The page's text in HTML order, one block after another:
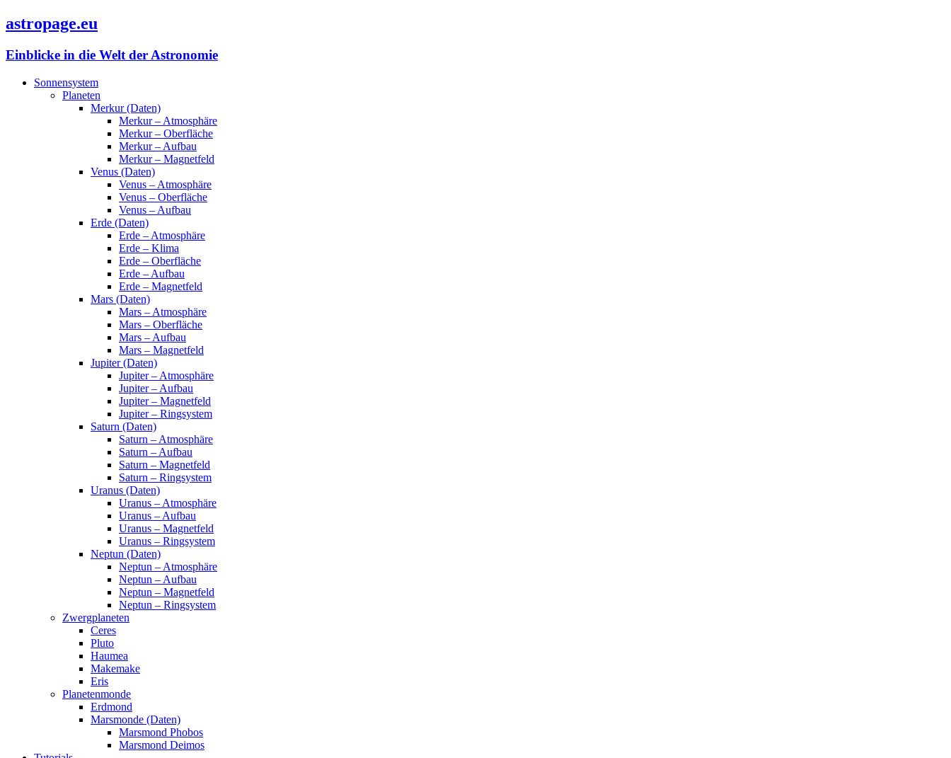
astropage.eu
Einblicke in die Welt der Astronomie
Sonnensystem
Planeten
Merkur (Daten)
Merkur – Atmosphäre
Merkur – Oberfläche
Merkur – Aufbau
Merkur – Magnetfeld
Venus (Daten)
Venus – Atmosphäre
Venus – Oberfläche
Venus – Aufbau
Erde (Daten)
Erde – Atmosphäre
Erde – Klima
Erde – Oberfläche
Erde – Aufbau
Erde – Magnetfeld
Mars (Daten)
Mars – Atmosphäre
Mars – Oberfläche
Mars – Aufbau
Mars – Magnetfeld
Jupiter (Daten)
Jupiter – Atmosphäre
Jupiter – Aufbau
Jupiter – Magnetfeld
Jupiter – Ringsystem
Saturn (Daten)
Saturn – Atmosphäre
Saturn – Aufbau
Saturn – Magnetfeld
Saturn – Ringsystem
Uranus (Daten)
Uranus – Atmosphäre
Uranus – Aufbau
Uranus – Magnetfeld
Uranus – Ringsystem
Neptun (Daten)
Neptun – Atmosphäre
Neptun – Aufbau
Neptun – Magnetfeld
Neptun – Ringsystem
Zwergplaneten
Ceres
Pluto
Haumea
Makemake
Eris
Planetenmonde
Erdmond
Marsmonde (Daten)
Marsmond Phobos
Marsmond Deimos